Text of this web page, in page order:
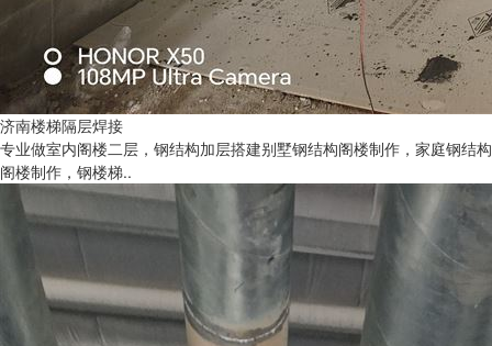
济南楼梯隔层焊接
专业做室内阁楼二层，钢结构加层搭建别墅钢结构阁楼制作，家庭钢结构
阁楼制作，钢楼梯..